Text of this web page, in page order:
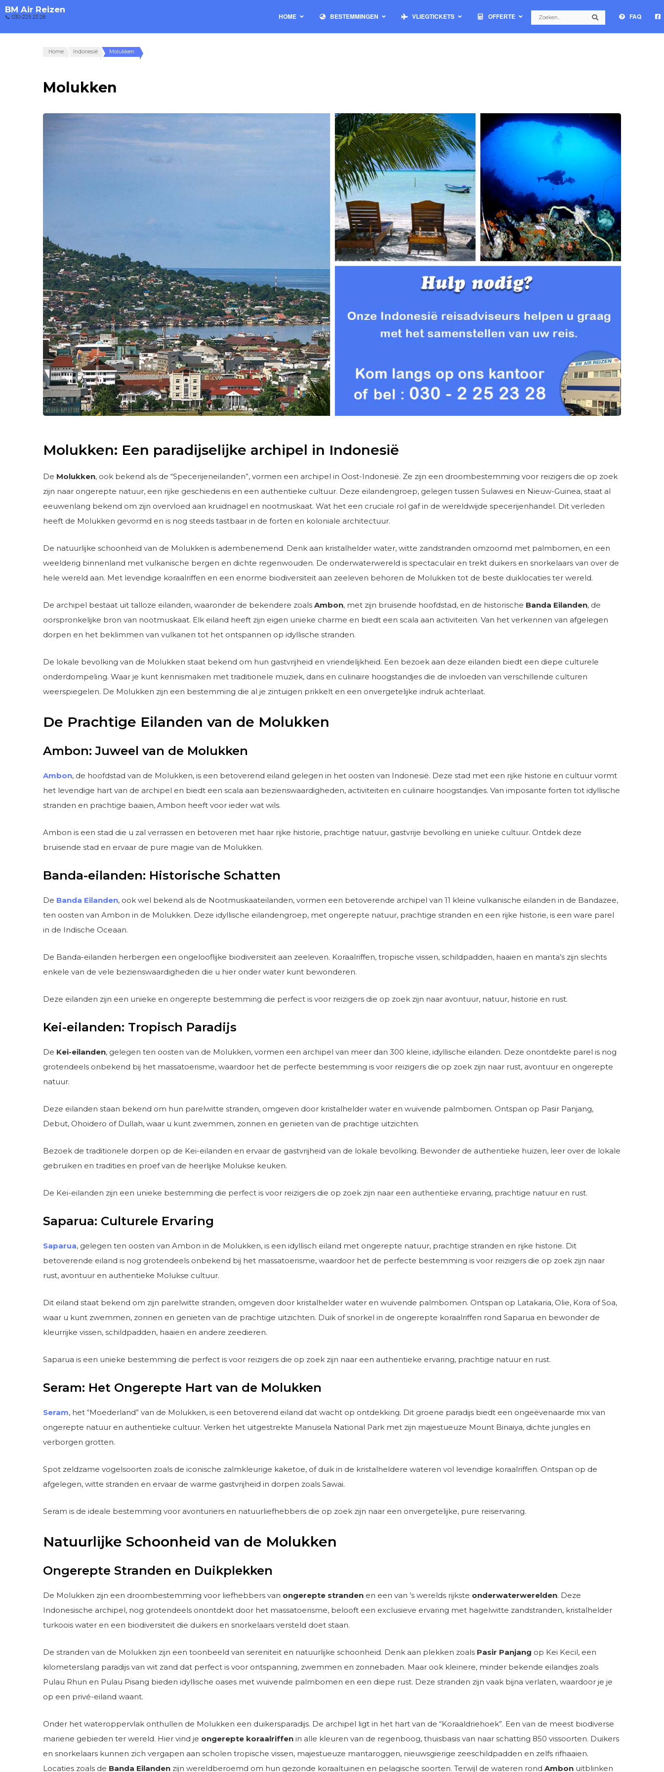
BM Air Reizen
📞 030-225 23 28 HOME BESTEMMINGEN VLIEGTICKETS OFFERTE Search Search FAQ
Home Indonesië Molukken
Molukken
Molukken: Een paradijselijke archipel in Indonesië
De Molukken, ook bekend als de “Specerijeneilanden”, vormen een archipel in Oost-Indonesië. Ze zijn een droombestemming voor reizigers die op zoek
zijn naar ongerepte natuur, een rijke geschiedenis en een authentieke cultuur. Deze eilandengroep, gelegen tussen Sulawesi en Nieuw-Guinea, staat al
eeuwenlang bekend om zijn overvloed aan kruidnagel en nootmuskaat. Wat het een cruciale rol gaf in de wereldwijde specerijenhandel. Dit verleden
heeft de Molukken gevormd en is nog steeds tastbaar in de forten en koloniale architectuur.
De natuurlijke schoonheid van de Molukken is adembenemend. Denk aan kristalhelder water, witte zandstranden omzoomd met palmbomen, en een
weelderig binnenland met vulkanische bergen en dichte regenwouden. De onderwaterwereld is spectaculair en trekt duikers en snorkelaars van over de
hele wereld aan. Met levendige koraalriffen en een enorme biodiversiteit aan zeeleven behoren de Molukken tot de beste duiklocaties ter wereld.
De archipel bestaat uit talloze eilanden, waaronder de bekendere zoals Ambon, met zijn bruisende hoofdstad, en de historische Banda Eilanden, de
oorspronkelijke bron van nootmuskaat. Elk eiland heeft zijn eigen unieke charme en biedt een scala aan activiteiten. Van het verkennen van afgelegen
dorpen en het beklimmen van vulkanen tot het ontspannen op idyllische stranden.
De lokale bevolking van de Molukken staat bekend om hun gastvrijheid en vriendelijkheid. Een bezoek aan deze eilanden biedt een diepe culturele
onderdompeling. Waar je kunt kennismaken met traditionele muziek, dans en culinaire hoogstandjes die de invloeden van verschillende culturen
weerspiegelen. De Molukken zijn een bestemming die al je zintuigen prikkelt en een onvergetelijke indruk achterlaat.
De Prachtige Eilanden van de Molukken
Ambon: Juweel van de Molukken
Ambon, de hoofdstad van de Molukken, is een betoverend eiland gelegen in het oosten van Indonesië. Deze stad met een rijke historie en cultuur vormt
het levendige hart van de archipel en biedt een scala aan bezienswaardigheden, activiteiten en culinaire hoogstandjes. Van imposante forten tot idyllische
stranden en prachtige baaien, Ambon heeft voor ieder wat wils.
Ambon is een stad die u zal verrassen en betoveren met haar rijke historie, prachtige natuur, gastvrije bevolking en unieke cultuur. Ontdek deze
bruisende stad en ervaar de pure magie van de Molukken.
Banda-eilanden: Historische Schatten
De Banda Eilanden, ook wel bekend als de Nootmuskaateilanden, vormen een betoverende archipel van 11 kleine vulkanische eilanden in de Bandazee,
ten oosten van Ambon in de Molukken. Deze idyllische eilandengroep, met ongerepte natuur, prachtige stranden en een rijke historie, is een ware parel
in de Indische Oceaan.
De Banda-eilanden herbergen een ongelooflijke biodiversiteit aan zeeleven. Koraalriffen, tropische vissen, schildpadden, haaien en manta’s zijn slechts
enkele van de vele bezienswaardigheden die u hier onder water kunt bewonderen.
Deze eilanden zijn een unieke en ongerepte bestemming die perfect is voor reizigers die op zoek zijn naar avontuur, natuur, historie en rust.
Kei-eilanden: Tropisch Paradijs
De Kei-eilanden, gelegen ten oosten van de Molukken, vormen een archipel van meer dan 300 kleine, idyllische eilanden. Deze onontdekte parel is nog
grotendeels onbekend bij het massatoerisme, waardoor het de perfecte bestemming is voor reizigers die op zoek zijn naar rust, avontuur en ongerepte
natuur.
Deze eilanden staan ​​bekend om hun parelwitte stranden, omgeven door kristalhelder water en wuivende palmbomen. Ontspan op Pasir Panjang,
Debut, Ohoidero of Dullah, waar u kunt zwemmen, zonnen en genieten van de prachtige uitzichten.
Bezoek de traditionele dorpen op de Kei-eilanden en ervaar de gastvrijheid van de lokale bevolking. Bewonder de authentieke huizen, leer over de lokale
gebruiken en tradities en proef van de heerlijke Molukse keuken.
De Kei-eilanden zijn een unieke bestemming die perfect is voor reizigers die op zoek zijn naar een authentieke ervaring, prachtige natuur en rust.
Saparua: Culturele Ervaring
Saparua, gelegen ten oosten van Ambon in de Molukken, is een idyllisch eiland met ongerepte natuur, prachtige stranden en rijke historie. Dit
betoverende eiland is nog grotendeels onbekend bij het massatoerisme, waardoor het de perfecte bestemming is voor reizigers die op zoek zijn naar
rust, avontuur en authentieke Molukse cultuur.
Dit eiland staat bekend om zijn parelwitte stranden, omgeven door kristalhelder water en wuivende palmbomen. Ontspan op Latakaria, Olie, Kora of Soa,
waar u kunt zwemmen, zonnen en genieten van de prachtige uitzichten. Duik of snorkel in de ongerepte koraalriffen rond Saparua en bewonder de
kleurrijke vissen, schildpadden, haaien en andere zeedieren.
Saparua is een unieke bestemming die perfect is voor reizigers die op zoek zijn naar een authentieke ervaring, prachtige natuur en rust.
Seram: Het Ongerepte Hart van de Molukken
Seram, het “Moederland” van de Molukken, is een betoverend eiland dat wacht op ontdekking. Dit groene paradijs biedt een ongeëvenaarde mix van
ongerepte natuur en authentieke cultuur. Verken het uitgestrekte Manusela National Park met zijn majestueuze Mount Binaiya, dichte jungles en
verborgen grotten.
Spot zeldzame vogelsoorten zoals de iconische zalmkleurige kaketoe, of duik in de kristalheldere wateren vol levendige koraalriffen. Ontspan op de
afgelegen, witte stranden en ervaar de warme gastvrijheid in dorpen zoals Sawai.
Seram is de ideale bestemming voor avonturiers en natuurliefhebbers die op zoek zijn naar een onvergetelijke, pure reiservaring.
Natuurlijke Schoonheid van de Molukken
Ongerepte Stranden en Duikplekken
De Molukken zijn een droombestemming voor liefhebbers van ongerepte stranden en een van ’s werelds rijkste onderwaterwerelden. Deze
Indonesische archipel, nog grotendeels onontdekt door het massatoerisme, belooft een exclusieve ervaring met hagelwitte zandstranden, kristalhelder
turkoois water en een biodiversiteit die duikers en snorkelaars versteld doet staan.
De stranden van de Molukken zijn een toonbeeld van sereniteit en natuurlijke schoonheid. Denk aan plekken zoals Pasir Panjang op Kei Kecil, een
kilometerslang paradijs van wit zand dat perfect is voor ontspanning, zwemmen en zonnebaden. Maar ook kleinere, minder bekende eilandjes zoals
Pulau Rhun en Pulau Pisang bieden idyllische oases met wuivende palmbomen en een diepe rust. Deze stranden zijn vaak bijna verlaten, waardoor je je
op een privé-eiland waant.
Onder het wateroppervlak onthullen de Molukken een duikersparadijs. De archipel ligt in het hart van de “Koraaldriehoek”. Een van de meest biodiverse
mariene gebieden ter wereld. Hier vind je ongerepte koraalriffen in alle kleuren van de regenboog, thuisbasis van naar schatting 850 vissoorten. Duikers
en snorkelaars kunnen zich vergapen aan scholen tropische vissen, majestueuze mantaroggen, nieuwsgierige zeeschildpadden en zelfs rifhaaien.
Locaties zoals de Banda Eilanden zijn wereldberoemd om hun gezonde koraaltuinen en pelagische soorten. Terwijl de wateren rond Ambon uitblinken